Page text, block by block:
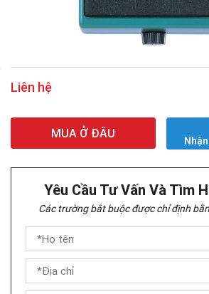
Liên hệ
MUA Ở ĐÂU
Yêu Cầu Tư Vấn Và Tìm
Các trường bắt buộc được chỉ định